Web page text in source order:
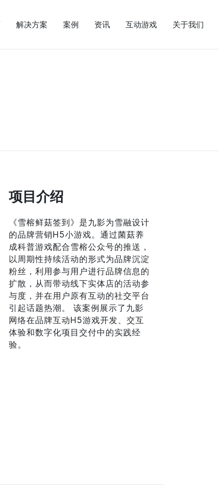
解决方案 案例 资讯 互动游戏 关于我们
项目介绍
《雪榕鲜菇签到》是九影为雪融设计
的品牌营销H5小游戏。通过菌菇养
成科普游戏配合雪榕公众号的推送，
以周期性持续活动的形式为品牌沉淀
粉丝，利用参与用户进行品牌信息的
扩散，从而带动线下实体店的活动参
与度，并在用户原有互动的社交平台
引起话题热潮。 该案例展示了九影
网络在品牌互动H5游戏开发、交互
体验和数字化项目交付中的实践经
验。